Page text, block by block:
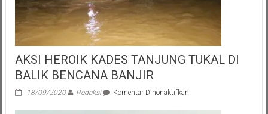
AKSI HEROIK KADES TANJUNG TUKAL DI
BALIK BENCANA BANJIR
18/09/2020 Redaksi Komentar Dinonaktifkanpada